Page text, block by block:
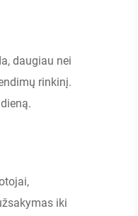
daugiau nei
rinkinį.
iki